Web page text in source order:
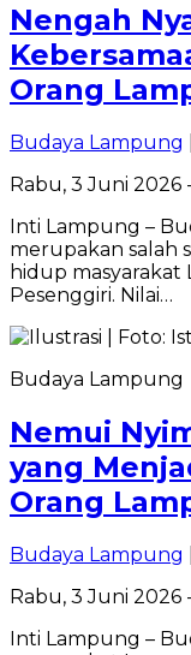
Nengah
Orang
Budaya Lampung
Rabu, 3 Juni 2026
Inti Lampung –
merupakan salah
hidup masyarakat
Pesenggiri. Nilai…
Budaya Lampung
Nemui
yang
Orang
Budaya Lampung
Rabu, 3 Juni 2026 -
Inti Lampung –